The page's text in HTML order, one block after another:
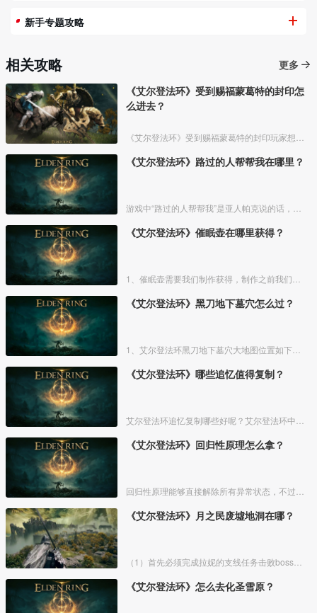
新手专题攻略
相关攻略
更多
《艾尔登法环》受到赐福蒙葛特的封印怎
么进去？
《艾尔登法环》路过的人帮帮我在哪里？
《艾尔登法环》催眠壶在哪里获得？
《艾尔登法环》黑刀地下墓穴怎么过？
《艾尔登法环》哪些追忆值得复制？
《艾尔登法环》回归性原理怎么拿？
《艾尔登法环》月之民废墟地洞在哪？
《艾尔登法环》怎么去化圣雪原？